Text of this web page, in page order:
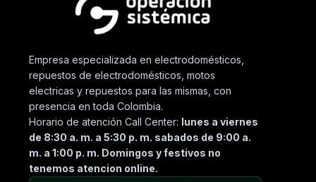
Empresa especializada en electrodomésticos,
repuestos de electrodomésticos, motos
electricas y repuestos para las mismas, con
presencia en toda Colombia.
Horario de atención Call Center: lunes a viernes
de 8:30 a. m. a 5:30 p. m. sabados de 9:00 a.
m. a 1:00 p. m. Domingos y festivos no
tenemos atencion online.